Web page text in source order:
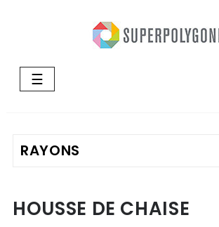
Basculer
la
☰
HOUSSE DE CHAISE